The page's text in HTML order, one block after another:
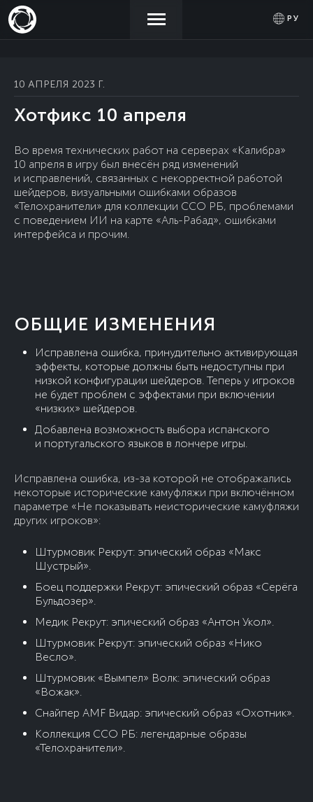
РУ
НОВОСТИ
МАГАЗИН
СООБЩЕСТВО
ПОМОЩЬ
ПРОМОКОД
10 АПРЕЛЯ 2023 Г.
Хотфикс 10 апреля
Во время технических работ на серверах «Калибра»
10 апреля в игру был внесён ряд изменений
и исправлений, связанных с некорректной работой
шейдеров, визуальными ошибками образов
«Телохранители» для коллекции ССО РБ, проблемами
с поведением ИИ на карте «Аль-Рабад», ошибками
интерфейса и прочим.
ОБЩИЕ ИЗМЕНЕНИЯ
Исправлена ошибка, принудительно активирующая
эффекты, которые должны быть недоступны при
низкой конфигурации шейдеров. Теперь у игроков
не будет проблем с эффектами при включении
«низких» шейдеров.
Добавлена возможность выбора испанского
и португальского языков в лончере игры.
Исправлена ошибка, из-за которой не отображались
некоторые исторические камуфляжи при включённом
параметре «Не показывать неисторические камуфляжи
других игроков»:
Штурмовик Рекрут: эпический образ «Макс
Шустрый».
Боец поддержки Рекрут: эпический образ «Серёга
Бульдозер».
Медик Рекрут: эпический образ «Антон Укол».
Штурмовик Рекрут: эпический образ «Нико
Весло».
Штурмовик «Вымпел» Волк: эпический образ
«Вожак».
Снайпер AMF Видар: эпический образ «Охотник».
Коллекция ССО РБ: легендарные образы
«Телохранители».